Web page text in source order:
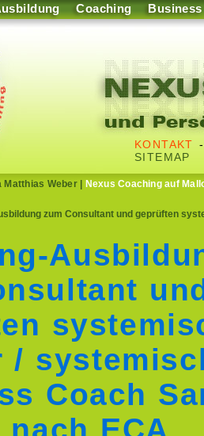
Coaching Business
KONTAKT
SITEMAP
Matthias Weber| Nexus Coaching auf
zum Consultant und geprüften
/
Coach